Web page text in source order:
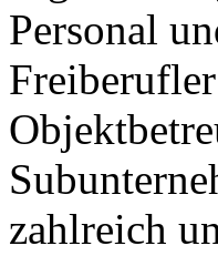
Personal
zahlreich